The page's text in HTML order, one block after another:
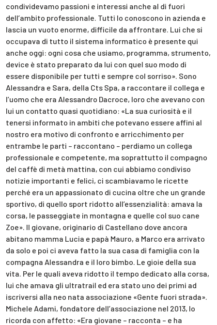
condividevamo passioni e interessi anche al di fuori
dell’ambito professionale. Tutti lo conoscono in azienda e
lascia un vuoto enorme, difficile da affrontare. Lui che si
occupava di tutto il sistema informatico è presente qui
anche oggi: ogni cosa che usiamo, programma, strumento,
device è stato preparato da lui con quel suo modo di
essere disponibile per tutti e sempre col sorriso». Sono
Alessandra e Sara, della Cts Spa, a raccontare il collega e
l’uomo che era Alessandro Dacroce, loro che avevano con
lui un contatto quasi quotidiano: «La sua curiosità e il
tenersi informato in ambiti che potevano essere affini al
nostro era motivo di confronto e arricchimento per
entrambe le parti – raccontano – perdiamo un collega
professionale e competente, ma soprattutto il compagno
del caffè di metà mattina, con cui abbiamo condiviso
notizie importanti e felici, ci scambiavamo le ricette
perché era un appassionato di cucina oltre che un grande
sportivo, di quello sport ridotto all’essenzialità: amava la
corsa, le passeggiate in montagna e quelle col suo cane
Zoe». Il giovane, originario di Castellano dove ancora
abitano mamma Lucia e papà Mauro, a Marco era arrivato
da solo e poi ci aveva fatto la sua casa di famiglia con la
compagna Alessandra e il loro bimbo. Le gioie della sua
vita. Per le quali aveva ridotto il tempo dedicato alla corsa,
lui che amava gli ultratrail ed era stato uno dei primi ad
iscriversi alla neo nata associazione «Gente fuori strada».
Michele Adami, fondatore dell’associazione nel 2013, lo
ricorda con affetto: «Era giovane – racconta – e ha